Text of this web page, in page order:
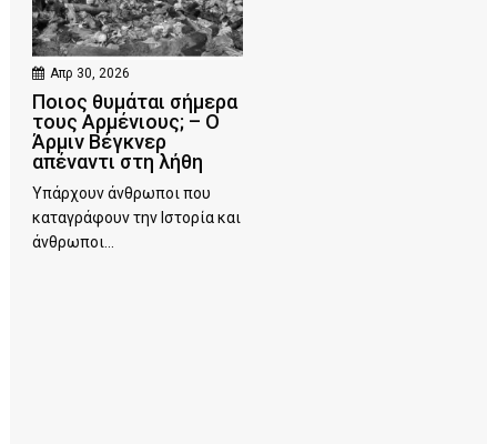
Απρ 30, 2026
Ποιος θυμάται σήμερα
τους Αρμένιους; – Ο
Άρμιν Βέγκνερ
απέναντι στη λήθη
Υπάρχουν άνθρωποι που
καταγράφουν την Ιστορία και
άνθρωποι...